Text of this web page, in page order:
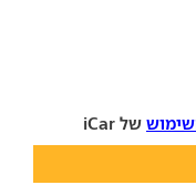
של iCar